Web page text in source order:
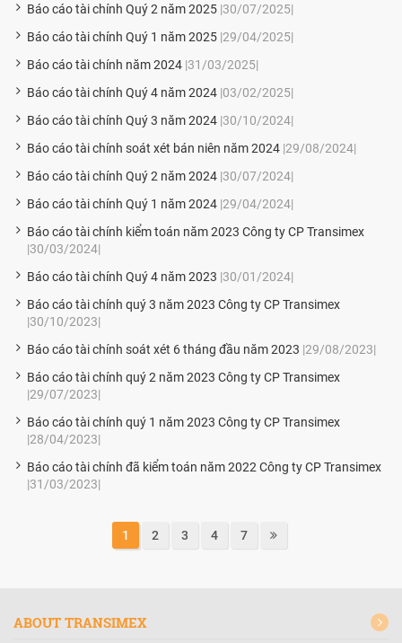
Báo cáo tài chính Quý 2 năm 2025 |30/07/2025|
Báo cáo tài chính Quý 1 năm 2025 |29/04/2025|
Báo cáo tài chính năm 2024 |31/03/2025|
Báo cáo tài chính Quý 4 năm 2024 |03/02/2025|
Báo cáo tài chính Quý 3 năm 2024 |30/10/2024|
Báo cáo tài chính soát xét bán niên năm 2024 |29/08/2024|
Báo cáo tài chính Quý 2 năm 2024 |30/07/2024|
Báo cáo tài chính Quý 1 năm 2024 |29/04/2024|
Báo cáo tài chính kiểm toán năm 2023 Công ty CP Transimex
|30/03/2024|
Báo cáo tài chính Quý 4 năm 2023 |30/01/2024|
Báo cáo tài chính quý 3 năm 2023 Công ty CP Transimex
|30/10/2023|
Báo cáo tài chính soát xét 6 tháng đầu năm 2023 |29/08/2023|
Báo cáo tài chính quý 2 năm 2023 Công ty CP Transimex
|29/07/2023|
Báo cáo tài chính quý 1 năm 2023 Công ty CP Transimex
|28/04/2023|
Báo cáo tài chính đã kiểm toán năm 2022 Công ty CP Transimex
|31/03/2023|
1 2 3 4 7
ABOUT TRANSIMEX